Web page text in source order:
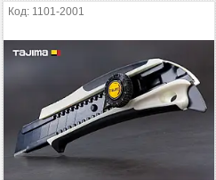
1101-2001